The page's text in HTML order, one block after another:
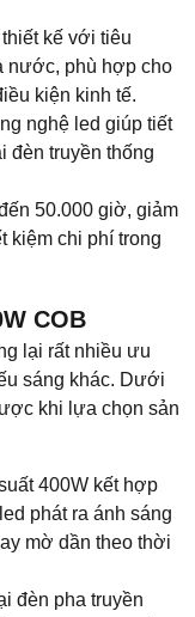
kế với tiêu
nước, phù hợp cho
kiện kinh tế.
nghệ led giúp tiết
đèn truyền thống
50.000 giờ, giảm
kiệm chi phí trong
COB
lại rất nhiều ưu
sáng khác. Dưới
khi lựa chọn sản
400W kết hợp
phát ra ánh sáng
mờ dần theo thời
đèn pha truyền